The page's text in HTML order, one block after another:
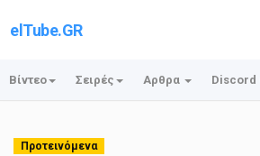
elTube.GR
Βίντεο Σειρές Αρθρα Discord
Προτεινόμενα